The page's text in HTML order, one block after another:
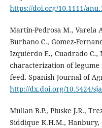
https://doi.org/10.1111/
Martín-Pedrosa M., Varela
Burbano C., Gomez-
Izquierdo E., Cuadrado C.,
characterization of legume
feed. Spanish Journal of
http://dx.doi.org/10.5424/
Mullan B.P., Pluske J.R.,
Siddique K.H.M., Hanbury,